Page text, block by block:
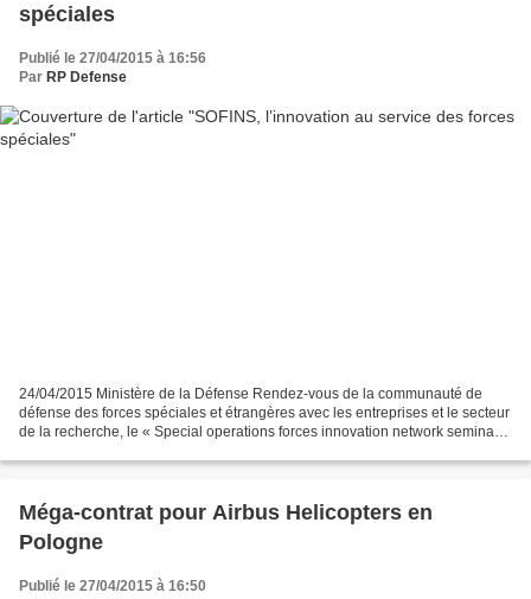
spéciales
Publié le 27/04/2015 à 16:56
Par RP Defense
24/04/2015 Ministère de la Défense Rendez-vous de la communauté de
défense des forces spéciales et étrangères avec les entreprises et le secteur
de la recherche, le « Special operations forces innovation network seminar »
Méga-contrat pour Airbus Helicopters en
Pologne
Publié le 27/04/2015 à 16:50